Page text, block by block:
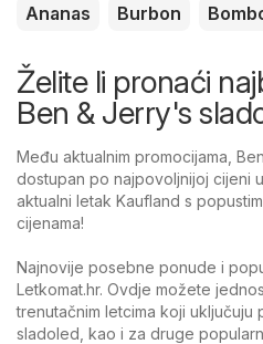
Ananas
Burbon
Želite li pronaći
Ben & Jerry's
Među aktualnim promocijama,
dostupan po najpovoljnijoj cijeni
aktualni letak Kaufland s
cijenama!
Najnovije posebne ponude i
Letkomat.hr. Ovdje možete
trenutačnim letcima koji
sladoled, kao i za druge